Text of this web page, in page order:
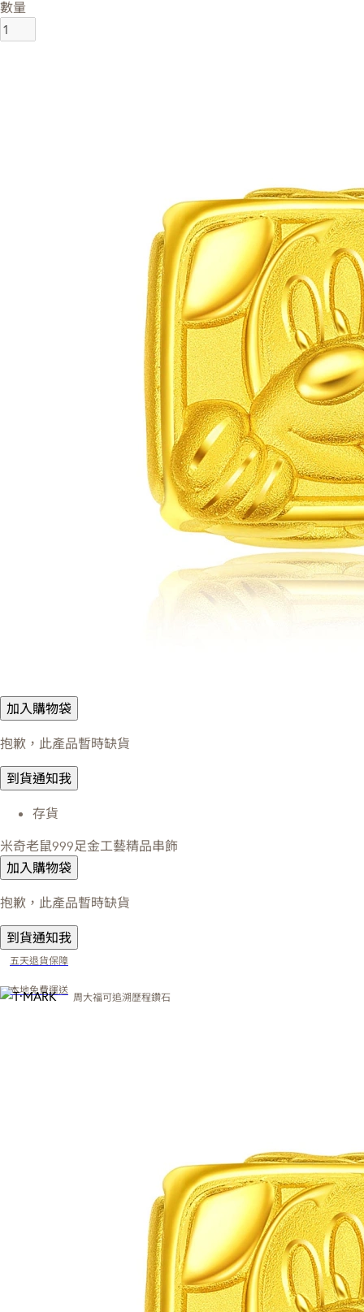
數量
加入購物袋
抱歉，此產品暫時缺貨
到貨通知我
存貨
米奇老鼠999足金工藝精品串飾
加入購物袋
抱歉，此產品暫時缺貨
到貨通知我
五天退貨保障
本地免費運送
周大福可追溯歷程鑽石